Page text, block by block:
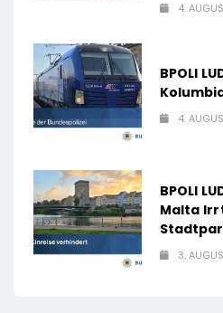
4.
BPOLI
4.
BPOLI
Malta
3.